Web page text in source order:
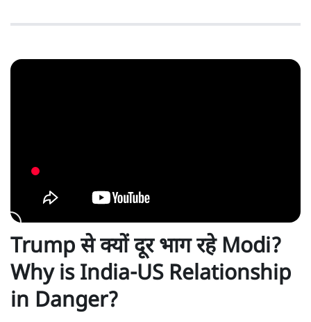
Trump से क्यों दूर भाग रहे Modi?
Why is India-US Relationship
in Danger?